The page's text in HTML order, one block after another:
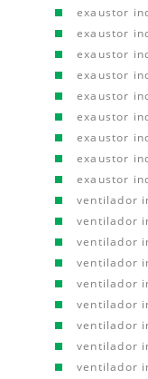
exaustor
exaustor
exaustor
exaustor
exaustor
exaustor
exaustor
exaustor
exaustor
ventilador
ventilador
ventilador
ventilador
ventilador
ventilador
ventilador
ventilador
ventilador